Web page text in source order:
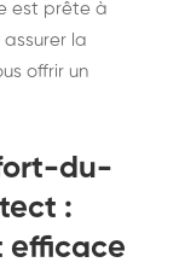
est prête à
la
offrir un
du-
:
efficace